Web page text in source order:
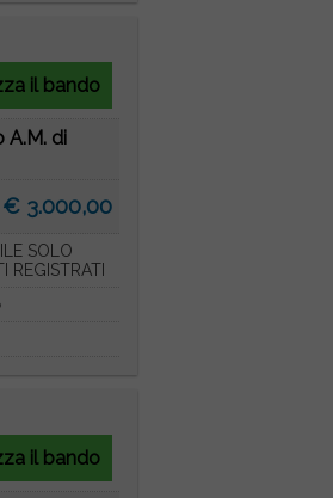
il bando
di
€ 3.000,00
SOLO
REGISTRATI
il bando